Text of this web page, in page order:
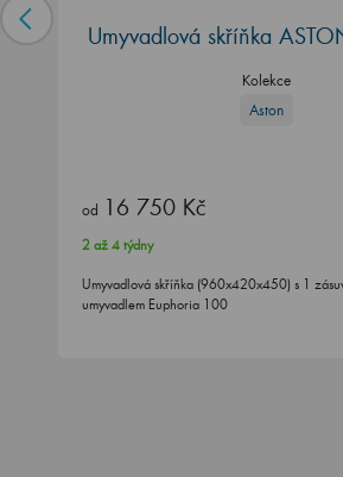
Umyvadlová skříňka
Kolekce
Aston
od 16 750 Kč
2 až 4 týdny
Umyvadlová skříňka (960x420x450) s 1
umyvadlem Euphoria 100